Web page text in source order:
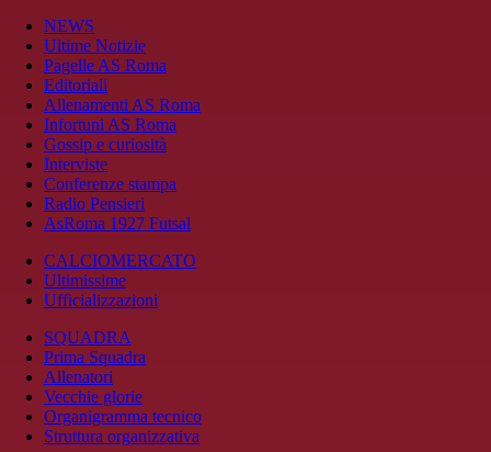
NEWS
Ultime Notizie
Pagelle AS Roma
Editoriali
Allenamenti AS Roma
Infortuni AS Roma
Gossip e curiosità
Interviste
Conferenze stampa
Radio Pensieri
AsRoma 1927 Futsal
CALCIOMERCATO
Ultimissime
Ufficializzazioni
SQUADRA
Prima Squadra
Allenatori
Vecchie glorie
Organigramma tecnico
Struttura organizzativa